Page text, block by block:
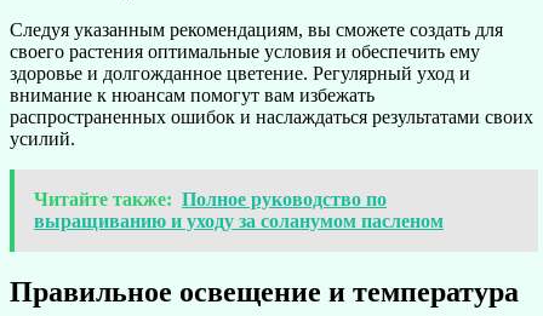
Следуя указанным рекомендациям, вы сможете создать для
своего растения оптимальные условия и обеспечить ему
здоровье и долгожданное цветение. Регулярный уход и
внимание к нюансам помогут вам избежать
распространенных ошибок и наслаждаться результатами своих
усилий.
Читайте также: Полное руководство по
выращиванию и уходу за соланумом пасленом
Правильное освещение и температура